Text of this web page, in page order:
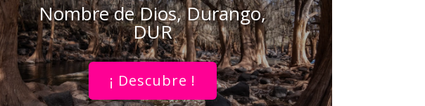
Nombre de Dios, Durango,
DUR
¡ Descubre !